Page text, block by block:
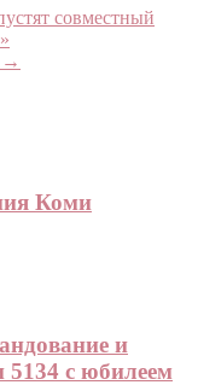
совместный
→
Коми
и
5134 с юбилеем